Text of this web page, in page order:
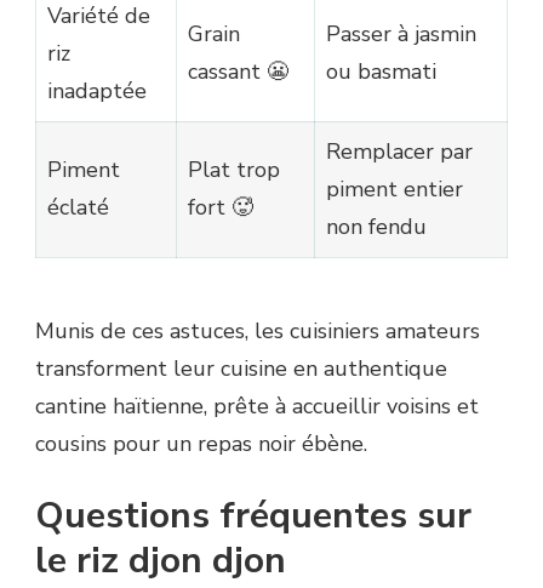
Variété de
riz
inadaptée
Grain
cassant 😬
Passer à jasmin
ou basmati
Piment
éclaté
Plat trop
fort 🥵
Remplacer par
piment entier
non fendu
Munis de ces astuces, les cuisiniers amateurs
transforment leur cuisine en authentique
cantine haïtienne, prête à accueillir voisins et
cousins pour un repas noir ébène.
Questions fréquentes sur
le riz djon djon